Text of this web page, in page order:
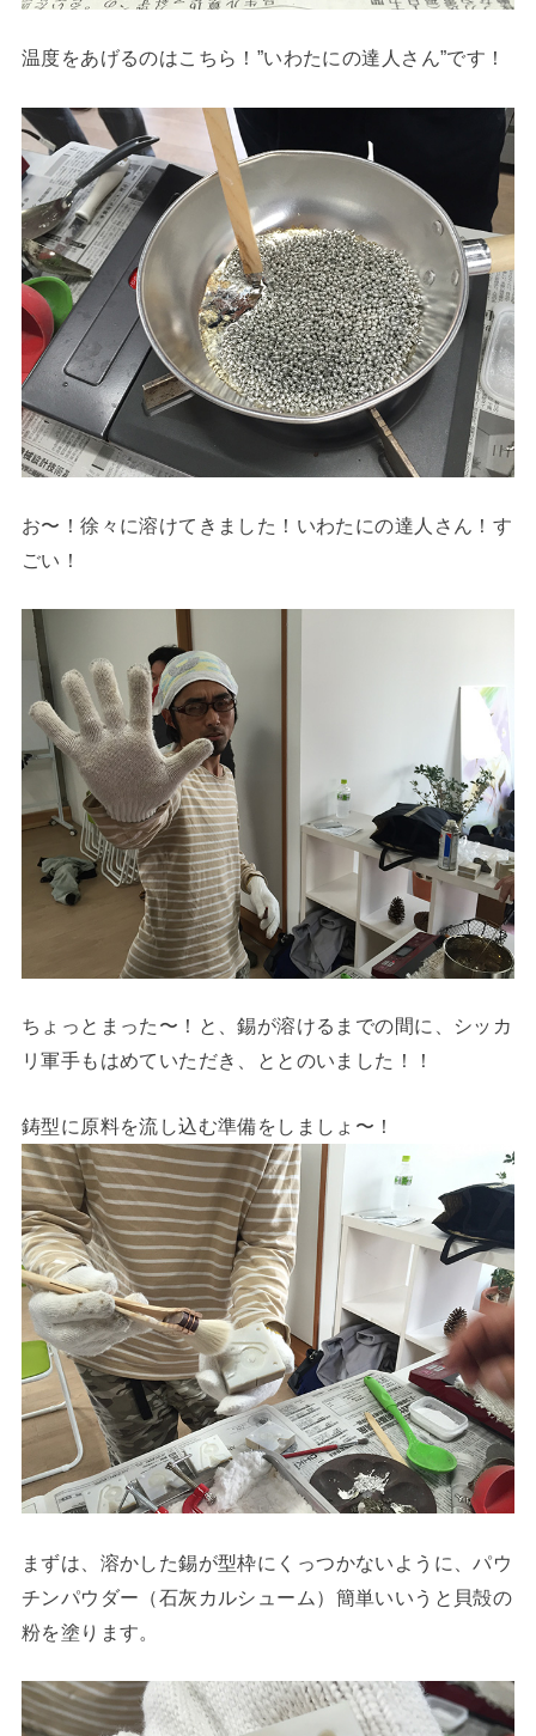
温度をあげるのはこちら！”いわたにの達人さん”です！
お〜！徐々に溶けてきました！いわたにの達人さん！す
ごい！
ちょっとまった〜！と、錫が溶けるまでの間に、シッカ
リ軍手もはめていただき、ととのいました！！
鋳型に原料を流し込む準備をしましょ〜！
まずは、溶かした錫が型枠に くっつかないように、パウ
チンパウダー（石灰カルシューム）簡単いいうと貝殻の
粉を塗ります。